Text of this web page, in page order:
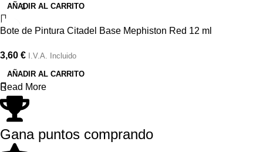
AÑADIR AL CARRITO
Bote de Pintura Citadel Base Mephiston Red 12 ml
3,60 € I.V.A. Incluido
AÑADIR AL CARRITO
Read More
Gana puntos comprando